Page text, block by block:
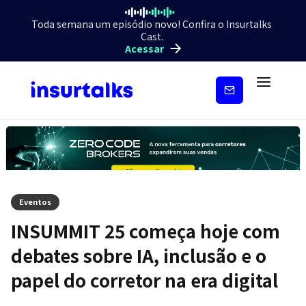
Toda semana um episódio novo! Confira o Insurtalks
Cast.
Acessar
Inscreva-
Eventos
INSUMMIT 25 começa hoje com
debates sobre IA, inclusão e o
papel do corretor na era digital